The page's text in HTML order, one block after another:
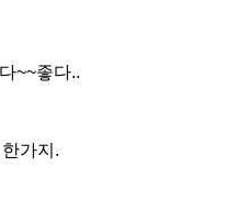
~~좋다..
가지.